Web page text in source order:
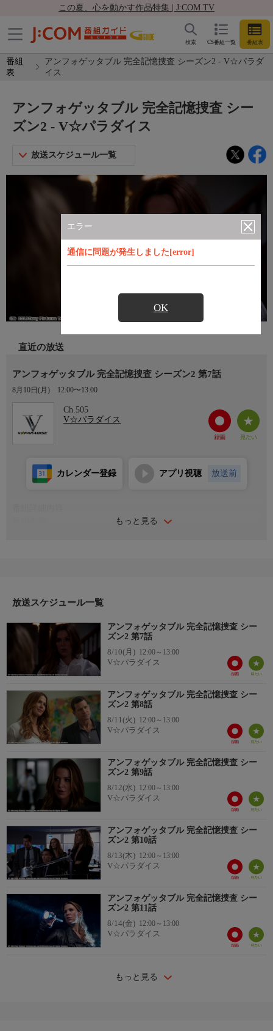
この夏、心を動かす作品特集 | J:COM TV
CS番組一覧 番組表
検索
番組
表
アンフォゲッタブル 完全記憶捜査 シーズン2 - V☆パラダ
イス
エラー
通信に問題が発生しました[error]
OK
アンフォゲッタブル 完全記憶捜査 シー
ズン2 - V☆パラダイス
放送スケジュール一覧
直近の放送
アンフォゲッタブル 完全記憶捜査 シーズン2 第7話
8月10日(月) 12:00〜13:00
Ch.505
V☆パラダイス
もっと見る
カレンダー登録 アプリ視聴 放送前
廃墟に行くと…。
放送スケジュール一覧
アンフォゲッタブル 完全記憶捜査 シー
ズン2 第7話
8/10(月) 12:00～13:00
V☆パラダイス
アンフォゲッタブル 完全記憶捜査 シー
ズン2 第8話
8/11(火) 12:00～13:00
V☆パラダイス
アンフォゲッタブル 完全記憶捜査 シー
ズン2 第9話
8/12(水) 12:00～13:00
V☆パラダイス
アンフォゲッタブル 完全記憶捜査 シー
ズン2 第10話
8/13(木) 12:00～13:00
V☆パラダイス
アンフォゲッタブル 完全記憶捜査 シー
ズン2 第11話
8/14(金) 12:00～13:00
V☆パラダイス
もっと見る